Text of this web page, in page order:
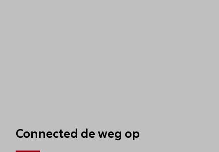
Connected de weg op